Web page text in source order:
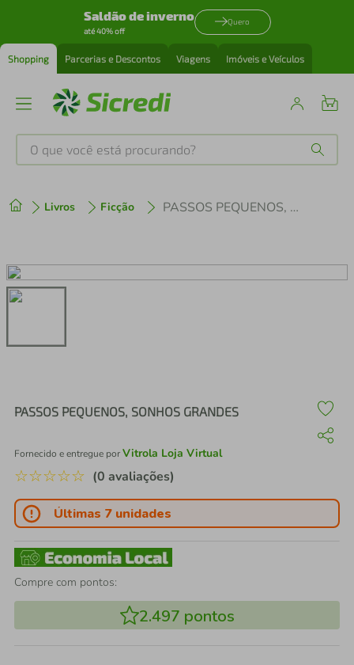
Saldão de inverno
até 40% off
Quero
Shopping Parcerias e Descontos Viagens Imóveis e Veículos
O que você está procurando?
Livros Ficção PASSOS PEQUENOS, SONHOS GRANDES
PASSOS PEQUENOS, SONHOS GRANDES
Fornecido e entregue porVitrola Loja Virtual
☆☆☆☆☆ (0 avaliações)
Últimas 7 unidades
Compre com pontos:
2.497 pontos
2º cafeteira